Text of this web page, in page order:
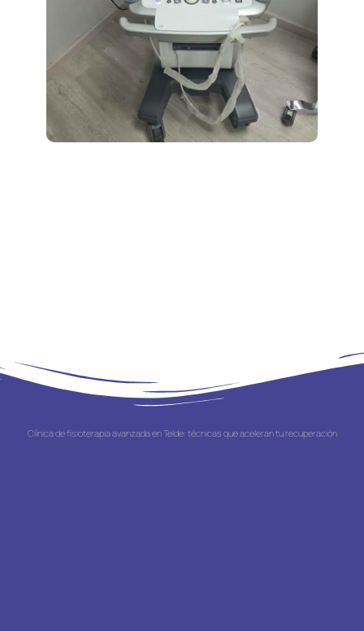
Clínica de fisioterapia avanzada en Telde: técnicas que aceleran tu recuperación